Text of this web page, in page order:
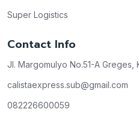
Super Logistics
Contact Info
Jl. Margomulyo No.51-A Greges,
calistaexpress.sub@gmail.com
082226600059